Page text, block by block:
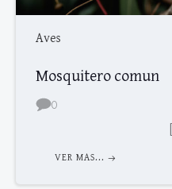
Aves
Mosquitero comun
0
VER MAS...